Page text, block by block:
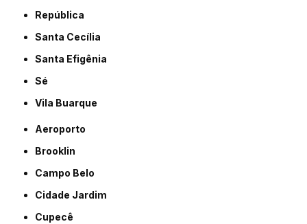
República
Santa Cecília
Santa Efigênia
Sé
Vila Buarque
Aeroporto
Brooklin
Campo Belo
Cidade Jardim
Cupecê